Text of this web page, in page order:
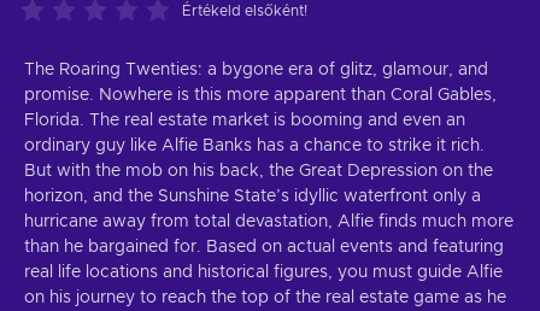
Értékeld elsőként!
The Roaring Twenties: a bygone era of glitz, glamour, and
promise. Nowhere is this more apparent than Coral Gables,
Florida. The real estate market is booming and even an
ordinary guy like Alfie Banks has a chance to strike it rich.
But with the mob on his back, the Great Depression on the
horizon, and the Sunshine State’s idyllic waterfront only a
hurricane away from total devastation, Alfie finds much more
than he bargained for. Based on actual events and featuring
real life locations and historical figures, you must guide Alfie
on his journey to reach the top of the real estate game as he